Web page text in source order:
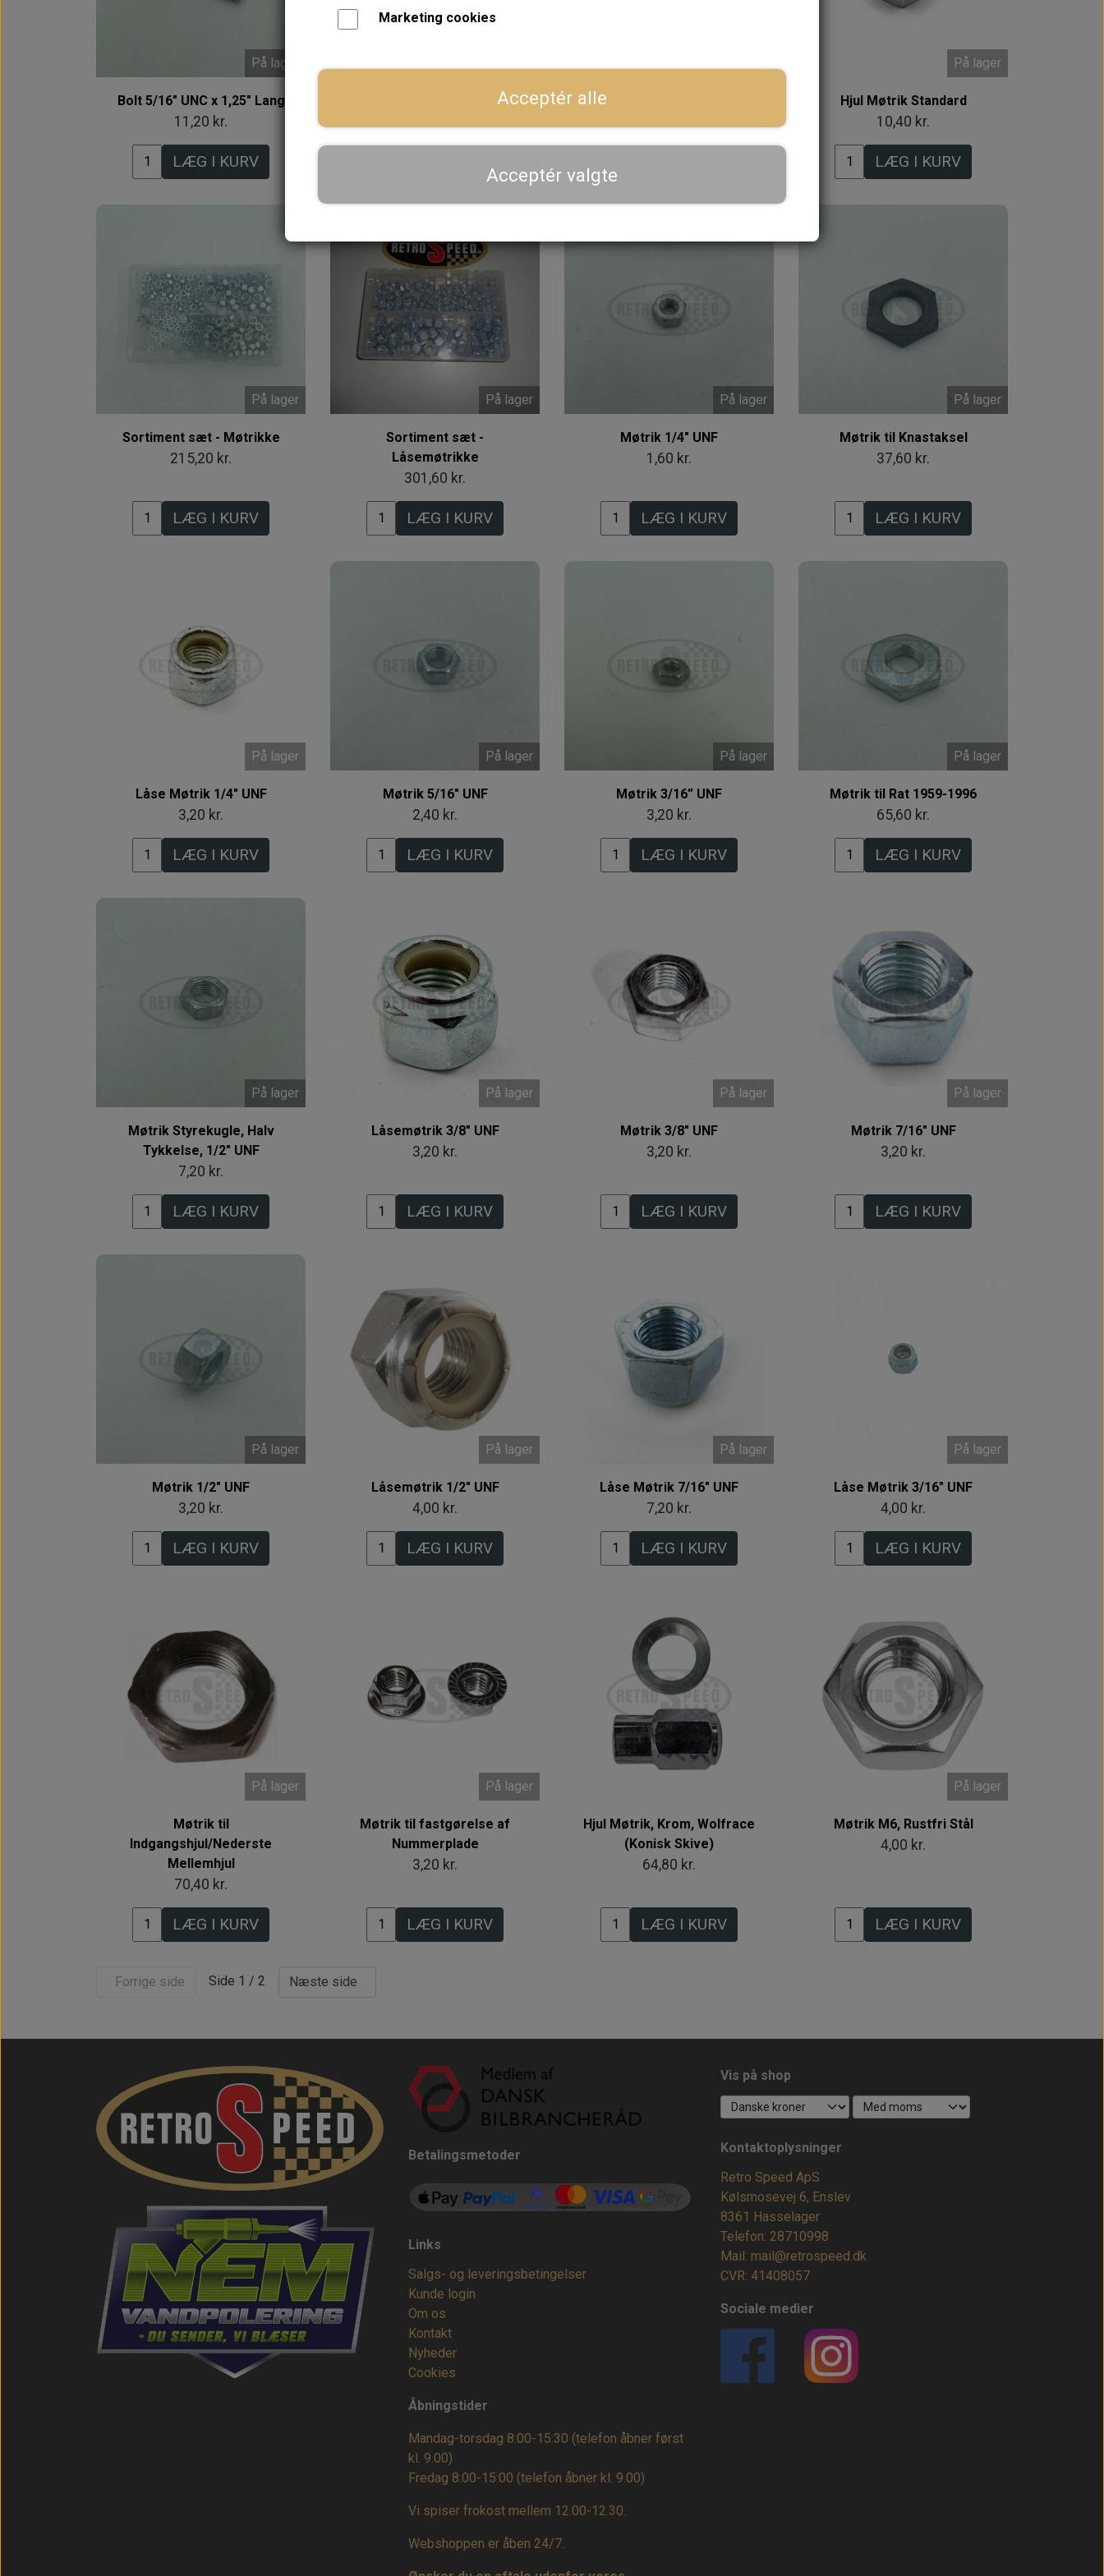
På lager
Bolt 5/16" UNC x 1,25" Lang
11,20 kr.
LÆG I KURV
Møtrik 1/4" UNF - Tynd Låsemøtrik 5/16" UNF
På lager
Hjul Møtrik Standard
10,40 kr.
LÆG I KURV
På lager
Sortiment sæt - Møtrikke
215,20 kr.
LÆG I KURV
På lager
Sortiment sæt -
Låsemøtrikke
301,60 kr.
LÆG I KURV
På lager
Møtrik 1/4" UNF
1,60 kr.
LÆG I KURV
På lager
Møtrik til Knastaksel
37,60 kr.
LÆG I KURV
På lager
Låse Møtrik 1/4" UNF
3,20 kr.
LÆG I KURV
På lager
Møtrik 5/16" UNF
2,40 kr.
LÆG I KURV
På lager
Møtrik 3/16” UNF
3,20 kr.
LÆG I KURV
På lager
Møtrik til Rat 1959-1996
65,60 kr.
LÆG I KURV
På lager
Møtrik Styrekugle, Halv
Tykkelse, 1/2" UNF
7,20 kr.
LÆG I KURV
På lager
Låsemøtrik 3/8" UNF
3,20 kr.
LÆG I KURV
På lager
Møtrik 3/8" UNF
3,20 kr.
LÆG I KURV
På lager
Møtrik 7/16" UNF
3,20 kr.
LÆG I KURV
På lager
Møtrik 1/2" UNF
3,20 kr.
LÆG I KURV
På lager
Låsemøtrik 1/2" UNF
4,00 kr.
LÆG I KURV
På lager
Låse Møtrik 7/16" UNF
7,20 kr.
LÆG I KURV
På lager
Låse Møtrik 3/16" UNF
4,00 kr.
LÆG I KURV
På lager
Møtrik til
Indgangshjul/Nederste
Mellemhjul
70,40 kr.
LÆG I KURV
På lager
Møtrik til fastgørelse af
Nummerplade
3,20 kr.
LÆG I KURV
Hjul Møtrik, Krom, Wolfrace
(Konisk Skive)
64,80 kr.
LÆG I KURV
På lager
Møtrik M6, Rustfri Stål
4,00 kr.
LÆG I KURV
Forrige side Side 1 / 2 Næste side
Betalingsmetoder
Links
Salgs- og leveringsbetingelser
Kunde login
Om os
Kontakt
Nyheder
Cookies
Åbningstider
Mandag-torsdag 8:00-15:30 (telefon åbner først
kl. 9.00)
Fredag 8:00-15:00 (telefon åbner kl. 9.00)
Vi spiser frokost mellem 12.00-12.30.
Webshoppen er åben 24/7.
Vis på shop
Kontaktoplysninger
Retro Speed ApS
Kølsmosevej 6, Enslev
8361 Hasselager
Telefon: 28710998
Mail: mail@retrospeed.dk
CVR: 41408057
Sociale medier
Marketing cookies
Acceptér alle
Acceptér valgte